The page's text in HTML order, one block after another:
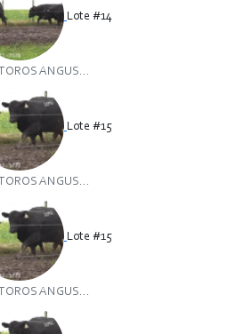
Lote #14
TOROS ANGUS...
Lote #15
TOROS ANGUS...
Lote #15
TOROS ANGUS...